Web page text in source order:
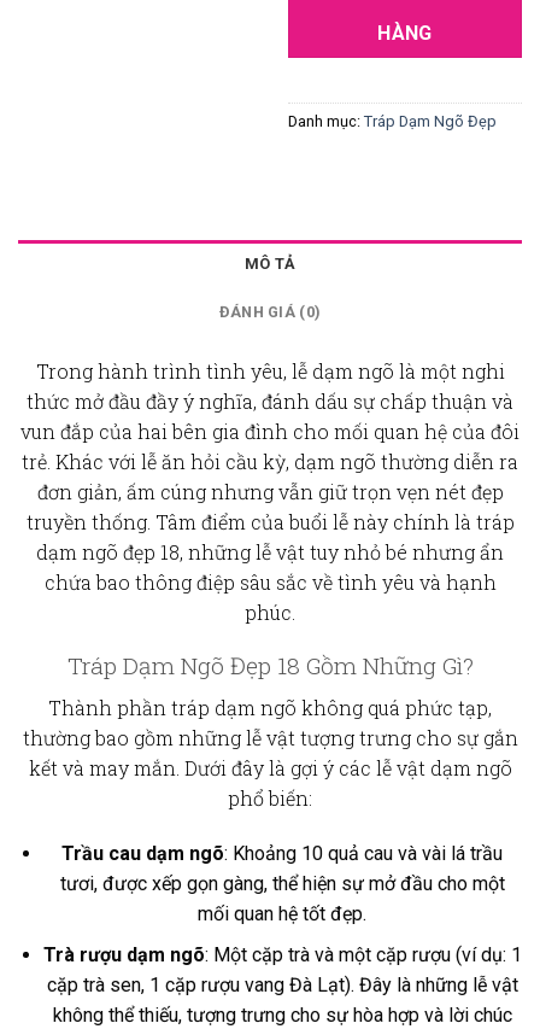
HÀNG
Danh mục: Tráp Dạm Ngõ Đẹp
MÔ TẢ
ĐÁNH GIÁ (0)
Trong hành trình tình yêu, lễ dạm ngõ là một nghi
thức mở đầu đầy ý nghĩa, đánh dấu sự chấp thuận và
vun đắp của hai bên gia đình cho mối quan hệ của đôi
trẻ. Khác với lễ ăn hỏi cầu kỳ, dạm ngõ thường diễn ra
đơn giản, ấm cúng nhưng vẫn giữ trọn vẹn nét đẹp
truyền thống. Tâm điểm của buổi lễ này chính là tráp
dạm ngõ đẹp 18, những lễ vật tuy nhỏ bé nhưng ẩn
chứa bao thông điệp sâu sắc về tình yêu và hạnh
phúc.
Tráp Dạm Ngõ Đẹp 18 Gồm Những Gì?
Thành phần tráp dạm ngõ không quá phức tạp,
thường bao gồm những lễ vật tượng trưng cho sự gắn
kết và may mắn. Dưới đây là gợi ý các lễ vật dạm ngõ
phổ biến:
Trầu cau dạm ngõ: Khoảng 10 quả cau và vài lá trầu
tươi, được xếp gọn gàng, thể hiện sự mở đầu cho một
mối quan hệ tốt đẹp.
Trà rượu dạm ngõ: Một cặp trà và một cặp rượu (ví dụ: 1
cặp trà sen, 1 cặp rượu vang Đà Lạt). Đây là những lễ vật
không thể thiếu, tượng trưng cho sự hòa hợp và lời chúc